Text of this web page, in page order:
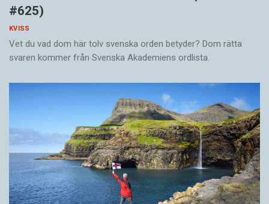
#625)
KVISS
Vet du vad dom här tolv svenska orden betyder? Dom rätta
svaren kommer från Svenska Akademiens ordlista.